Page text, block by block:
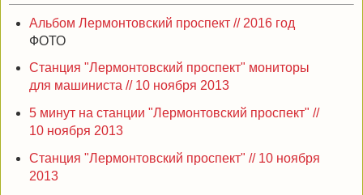
Альбом Лермонтовский проспект // 2016 год
ФОТО
Станция "Лермонтовский проспект" мониторы
для машиниста // 10 ноября 2013
5 минут на станции "Лермонтовский проспект" //
10 ноября 2013
Станция "Лермонтовский проспект" // 10 ноября
2013